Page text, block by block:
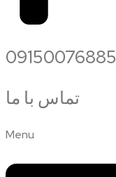
09150076885
تماس با ما
Menu